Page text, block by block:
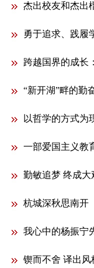
杰出校友和杰出
勇于追求、践
跨越国界的成长
“新开湖”畔的
以哲学的方式为
一部爱国主义教
勤敏追梦 终成
杭城深秋思南开
我心中的杨振宁
锲而不舍 译出